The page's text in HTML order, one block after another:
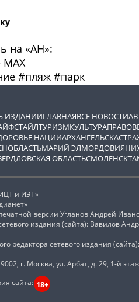
на «АН»:
МАХ
#пляж #парк
ИЗДАНИИГЛАВНАЯВСЕ НОВОСТИ
ТУРИЗМКУЛЬТУРА
НАЦИИАРХАНГЕЛЬСК
МАРИЙ ЭЛМОРДОВИЯ
ОБЛАСТЬСМОЛЕНСК
и ИЭТ»
версии Угланов Андрей
издания (сайта): Вавилов
редактора сетевого издания
г. Москва, ул. Арбат, д. 29, 1-й
сайта: 18+